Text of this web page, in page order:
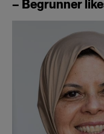
– Begrunner